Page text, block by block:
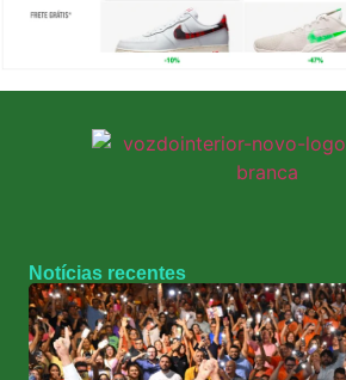
Notícias recentes